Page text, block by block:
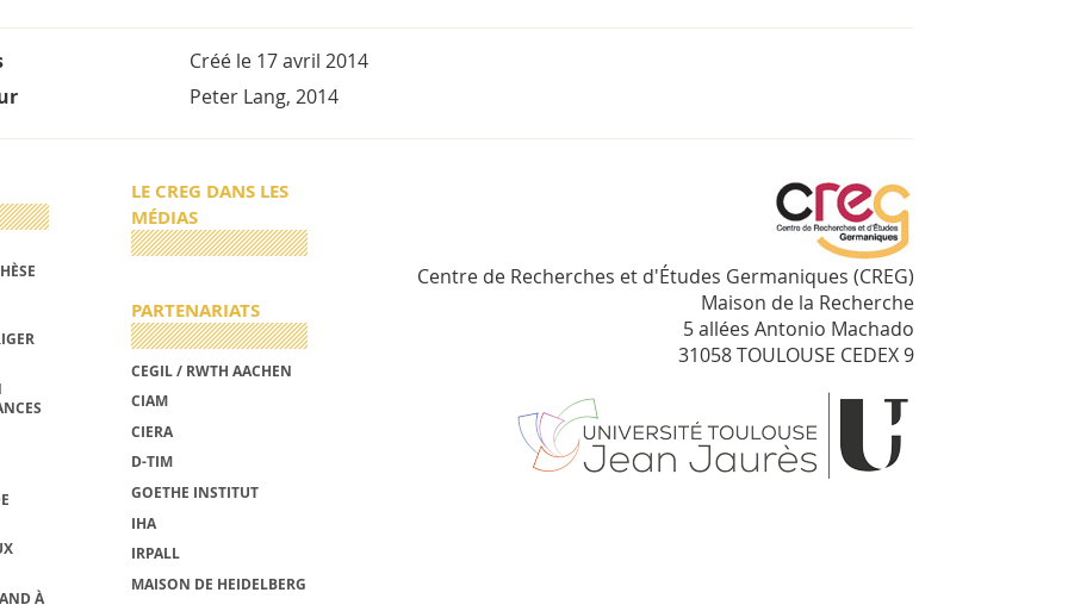
Créé le 17 avril 2014
Peter Lang, 2014
À
LE CREG DANS LES
MÉDIAS
PARTENARIATS
CEGIL / RWTH AACHEN
CIAM
CIERA
D-TIM
GOETHE INSTITUT
IHA
IRPALL
MAISON DE HEIDELBERG
Centre de Recherches et d'Études Germaniques (CREG)
Maison de la Recherche
5 allées Antonio Machado
31058 TOULOUSE CEDEX 9